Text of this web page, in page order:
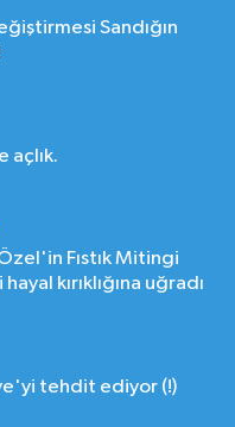
Sandığın
açlık.
Fıstık Mitingi
kırıklığına uğradı
tehdit ediyor (!)